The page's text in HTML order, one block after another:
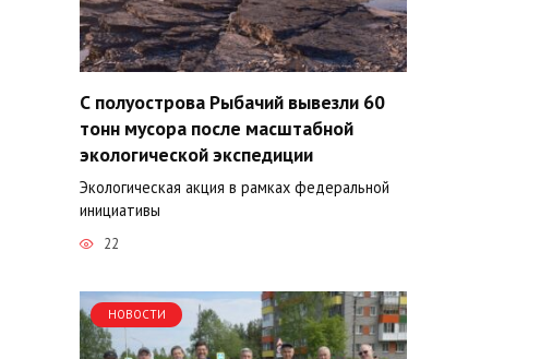
С полуострова Рыбачий вывезли 60
тонн мусора после масштабной
экологической экспедиции
Экологическая акция в рамках федеральной
инициативы
22
НОВОСТИ